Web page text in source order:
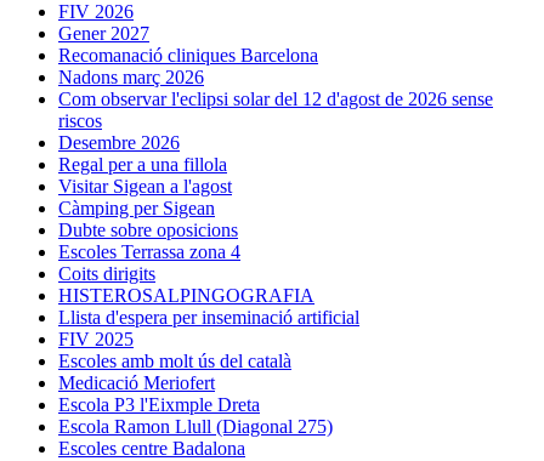
FIV 2026
Gener 2027
Recomanació cliniques Barcelona
Nadons març 2026
Com observar l'eclipsi solar del 12 d'agost de 2026 sense
riscos
Desembre 2026
Regal per a una fillola
Visitar Sigean a l'agost
Càmping per Sigean
Dubte sobre oposicions
Escoles Terrassa zona 4
Coits dirigits
HISTEROSALPINGOGRAFIA
Llista d'espera per inseminació artificial
FIV 2025
Escoles amb molt ús del català
Medicació Meriofert
Escola P3 l'Eixmple Dreta
Escola Ramon Llull (Diagonal 275)
Escoles centre Badalona